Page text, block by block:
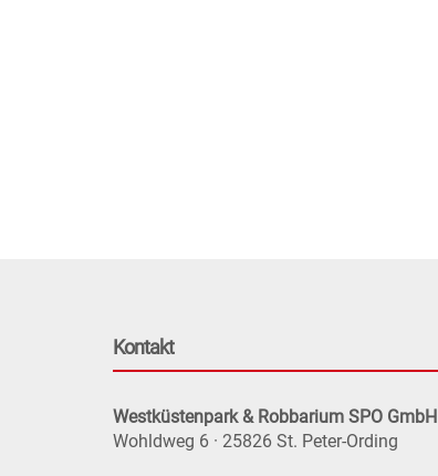
Kontakt
Westküstenpark & Robbarium SPO GmbH
Wohldweg 6 · 25826 St. Peter-Ording